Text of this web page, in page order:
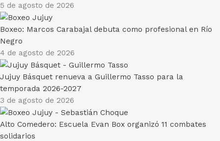
5 de agosto de 2026
Boxeo: Marcos Carabajal debuta como profesional en Río
Negro
4 de agosto de 2026
Jujuy Básquet renueva a Guillermo Tasso para la
temporada 2026-2027
3 de agosto de 2026
Alto Comedero: Escuela Evan Box organizó 11 combates
solidarios